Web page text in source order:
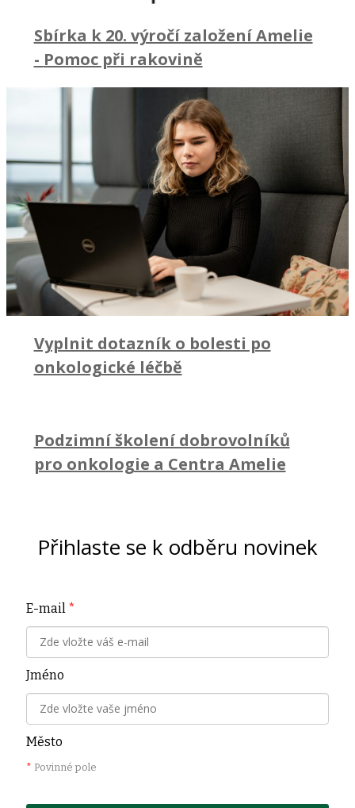
Sbírka k 20. výročí založení Amelie
- Pomoc při rakovině
Vyplnit dotazník o bolesti po
onkologické léčbě
Podzimní školení dobrovolníků
pro onkologie a Centra Amelie
Přihlaste se k odběru novinek
E-mail *
Jméno
Město
* Povinné pole